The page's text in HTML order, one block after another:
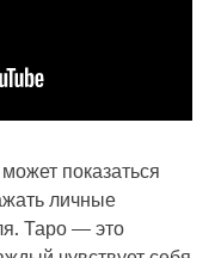
показаться
личные
Таро — это